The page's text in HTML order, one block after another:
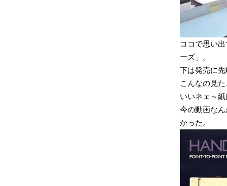
ココで思い
ーズ」。
下は発売に
こんなの見
いいネェ～
今の動画な
かった。